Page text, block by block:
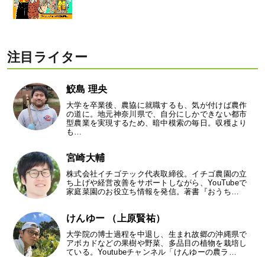
注目ライター
鮫島 理央
大学を卒業後、農協に就職するも、気が付けば農作
の道に。地元神奈川県で、自分にしかできない都市
型農業を実現するため、暗中模索の毎日。収穫より
も…
宮崎大輔
株式会社イチゴテック代表取締役。イチゴ農園の立
ち上げや経営改善をサポートしながら、YouTubeで
家庭菜園のお役立ち情報を発信。著書『おうち…
けんゆー （上原賢祐）
大学院の博士過程を中退し、生まれ故郷の沖縄県で
アボカドなどの果樹や野菜、多品目の植物を栽培し
ている。Youtubeチャンネル「けんゆーの農ラ…